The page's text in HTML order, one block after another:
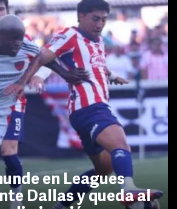
en Leagues
Dallas y queda al